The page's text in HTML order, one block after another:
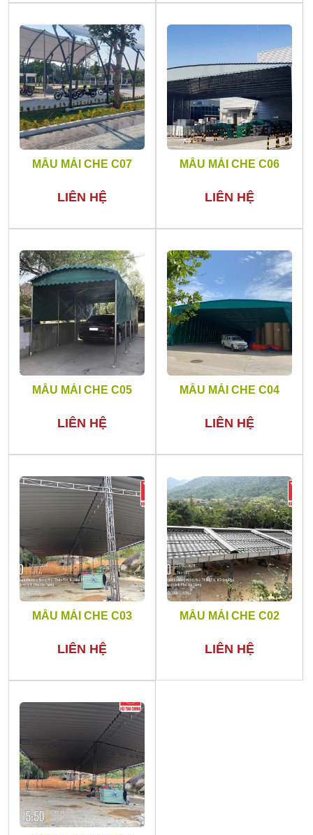
MẪU MÁI CHE C07
LIÊN HỆ
MẪU MÁI CHE C06
LIÊN HỆ
MẪU MÁI CHE C05
LIÊN HỆ
MẪU MÁI CHE C04
LIÊN HỆ
MẪU MÁI CHE C03
LIÊN HỆ
MẪU MÁI CHE C02
LIÊN HỆ